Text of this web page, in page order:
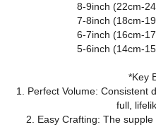
8-9inch (22cm-
7-8inch (18cm-
6-7inch (16cm-
5-6inch (14cm-
*Key
1. Perfect Volume: Consistent
full,
2. Easy Crafting: The